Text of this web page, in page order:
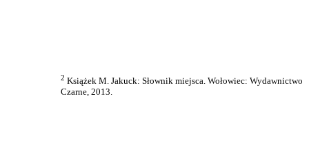
2 Książek M. Jakuck: Słownik miejsca. Wołowiec: Wydawnictwo
Czarne, 2013.